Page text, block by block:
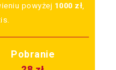
powyżej 1000 zł
Pobranie